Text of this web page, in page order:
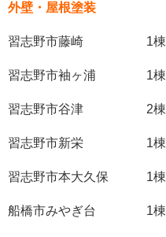
外壁・屋根塗装
習志野市藤崎 1棟
習志野市袖ヶ浦 1棟
習志野市谷津 2棟
習志野市新栄 1棟
習志野市本大久保 1棟
船橋市みやぎ台 1棟